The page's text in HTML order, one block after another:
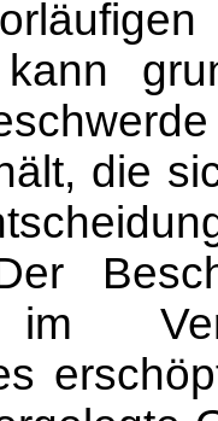
die
im